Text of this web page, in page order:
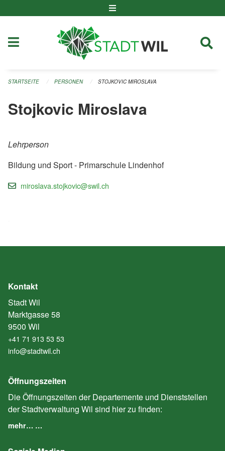
STARTSEITE PERSONEN STOJKOVIC MIROSLAVA
Stojkovic Miroslava
Lehrperson
Bildung und Sport - Primarschule Lindenhof
miroslava.stojkovic@swil.ch
Kontakt
Stadt Wil
Marktgasse 58
9500 Wil
+41 71 913 53 53
info@stadtwil.ch
Öffnungszeiten
Die Öffnungszeiten der Departemente und Dienststellen
der Stadtverwaltung Wil sind hier zu finden:
mehr… …